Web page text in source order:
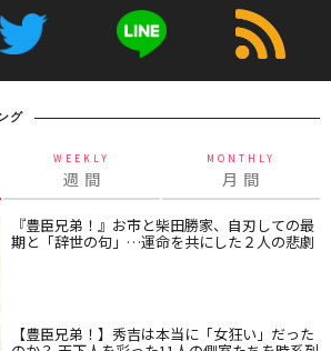
グ
WEEKLY
週 間
MONTHLY
月 間
『豊臣兄弟！』お市と柴田勝家、自刃しての最
期と「辞世の句」…運命を共にした２人の悲劇
【豊臣兄弟！】秀吉は本当に「女狂い」だった